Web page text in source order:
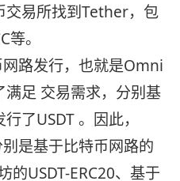
交易所找到Tether，包
。
路发行，也就是Omni
足 交易需求，分别基
了USDT 。因此，
是基于比特币网路的
的USDT-ERC20、基于